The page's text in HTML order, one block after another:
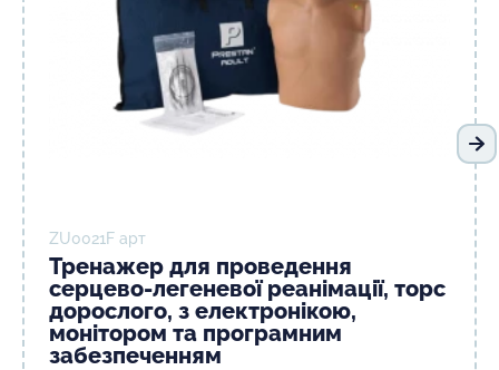
ZU0021F арт
Тренажер для проведення
серцево-легеневої реанімації, торс
дорослого, з електронікою,
монітором та програмним
забезпеченням